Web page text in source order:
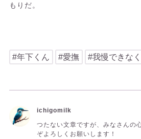
もりだ。
#年下くん #愛撫 #我慢できな
ichigomilk
つたない文章ですが、みなさんの
ぞよろしくお願いします！